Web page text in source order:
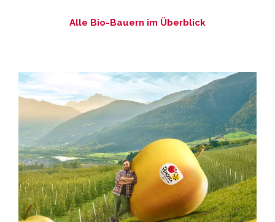
Alle Bio-Bauern im Überblick